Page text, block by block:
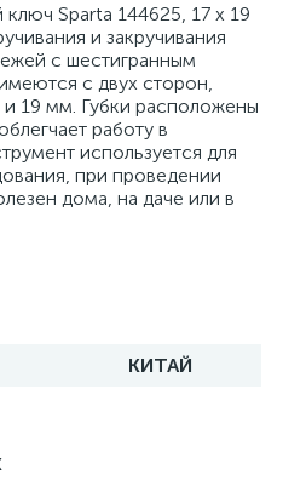
Sparta 144625, 17 х 19
и закручивания
с шестигранным
с двух сторон,
и 19 мм. Губки расположены
работу в
используется для
при проведении
дома, на даче или в
КИТАЙ